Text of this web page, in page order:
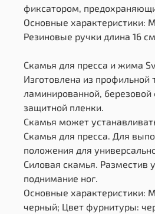
фиксатором,
Основные характеристики:
Резиновые ручки длина 16
Скамья для пресса и жима
Изготовлена из
ламинированной,
защитной пленки.
Скамья может
Скамья для пресса. Для
положения для
Силовая скамья. Разместив
поднимание ног.
Основные характеристики:
черный; Цвет фурнитуры: